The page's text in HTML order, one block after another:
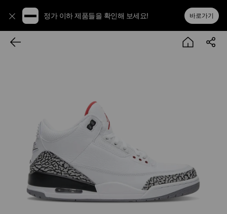
정가 이하 제품들을 확인해 보세요! 바로가기